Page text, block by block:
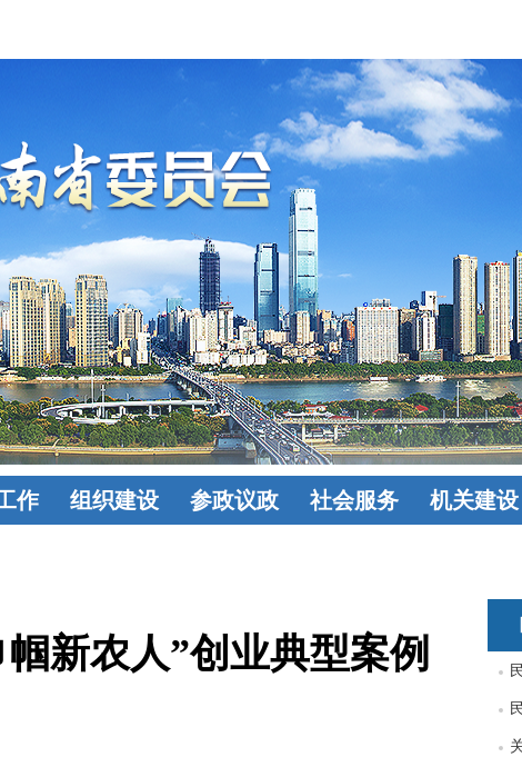
作
组织建设
动态
活力基
层 监督委员
参政议政
荟萃
社会服务
共建
机关建设
新农人”创业典型案例